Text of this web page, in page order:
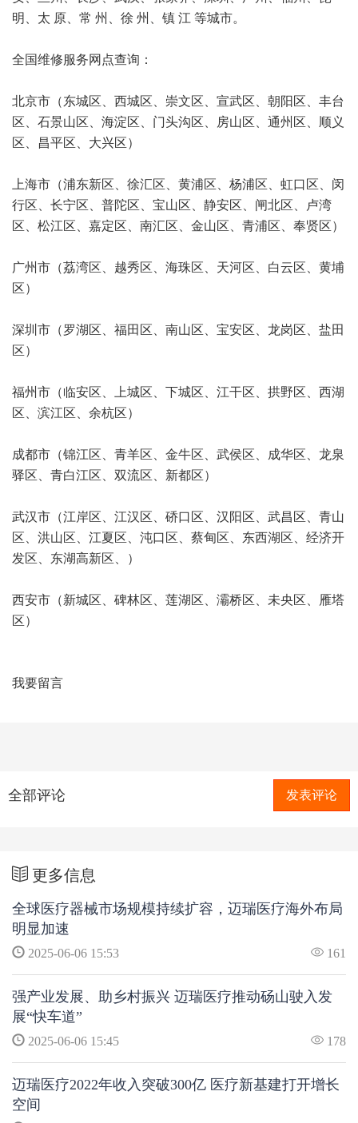
明、太 原、常 州、徐 州、镇 江 等城市。
全国维修服务网点查询：
北京市（东城区、西城区、崇文区、宣武区、朝阳区、丰台
区、石景山区、海淀区、门头沟区、房山区、通州区、顺义
区、昌平区、大兴区）
上海市（浦东新区、徐汇区、黄浦区、杨浦区、虹口区、闵
行区、长宁区、普陀区、宝山区、静安区、闸北区、卢湾
区、松江区、嘉定区、南汇区、金山区、青浦区、奉贤区）
广州市（荔湾区、越秀区、海珠区、天河区、白云区、黄埔
区）
深圳市（罗湖区、福田区、南山区、宝安区、龙岗区、盐田
区）
福州市（临安区、上城区、下城区、江干区、拱野区、西湖
区、滨江区、余杭区）
成都市（锦江区、青羊区、金牛区、武侯区、成华区、龙泉
驿区、青白江区、双流区、新都区）
武汉市（江岸区、江汉区、硚口区、汉阳区、武昌区、青山
区、洪山区、江夏区、沌口区、蔡甸区、东西湖区、经济开
发区、东湖高新区、）
西安市（新城区、碑林区、莲湖区、灞桥区、未央区、雁塔
区）
我要留言
全部评论 发表评论
更多信息
全球医疗器械市场规模持续扩容，迈瑞医疗海外布局
明显加速
2025-06-06 15:53 161
强产业发展、助乡村振兴 迈瑞医疗推动砀山驶入发
展“快车道”
2025-06-06 15:45 178
迈瑞医疗2022年收入突破300亿 医疗新基建打开增长
空间